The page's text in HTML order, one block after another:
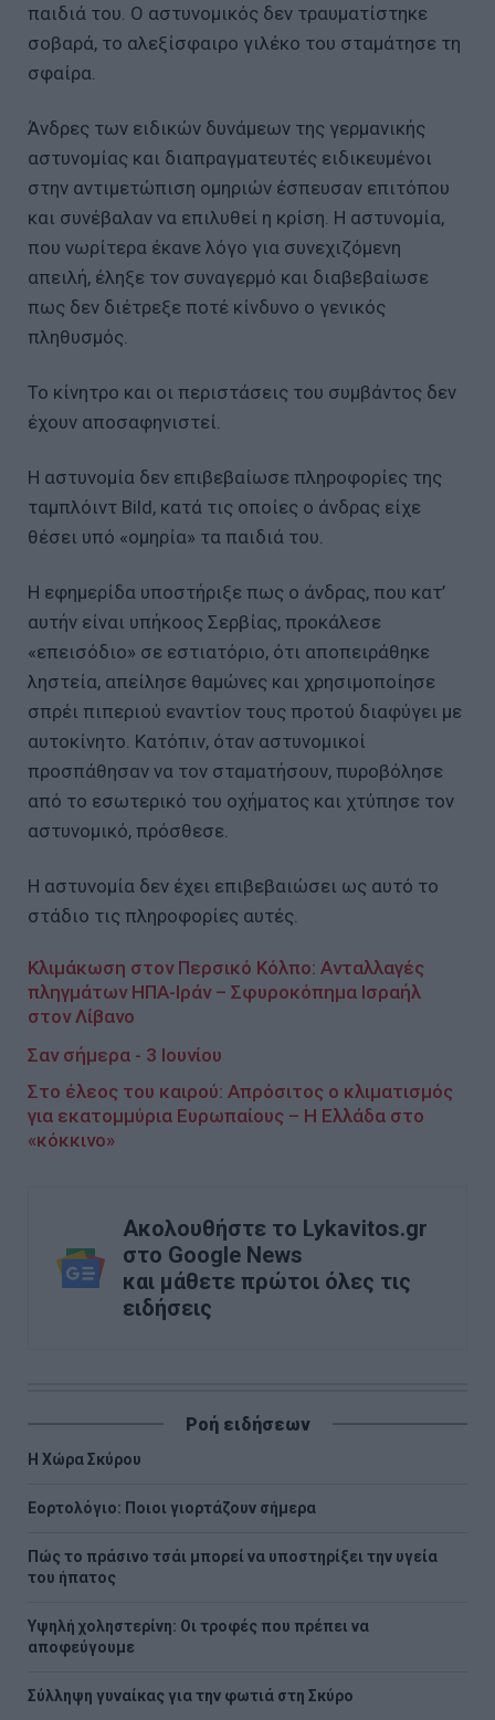
παιδιά του. Ο αστυνομικός δεν τραυματίστηκε
σοβαρά, το αλεξίσφαιρο γιλέκο του σταμάτησε τη
σφαίρα.
Άνδρες των ειδικών δυνάμεων της γερμανικής
αστυνομίας και διαπραγματευτές ειδικευμένοι
στην αντιμετώπιση ομηριών έσπευσαν επιτόπου
και συνέβαλαν να επιλυθεί η κρίση. Η αστυνομία,
που νωρίτερα έκανε λόγο για συνεχιζόμενη
απειλή, έληξε τον συναγερμό και διαβεβαίωσε
πως δεν διέτρεξε ποτέ κίνδυνο ο γενικός
πληθυσμός.
Το κίνητρο και οι περιστάσεις του συμβάντος δεν
έχουν αποσαφηνιστεί.
Η αστυνομία δεν επιβεβαίωσε πληροφορίες της
ταμπλόιντ Bild, κατά τις οποίες ο άνδρας είχε
θέσει υπό «ομηρία» τα παιδιά του.
Η εφημερίδα υποστήριξε πως ο άνδρας, που κατ’
αυτήν είναι υπήκοος Σερβίας, προκάλεσε
«επεισόδιο» σε εστιατόριο, ότι αποπειράθηκε
ληστεία, απείλησε θαμώνες και χρησιμοποίησε
σπρέι πιπεριού εναντίον τους προτού διαφύγει με
αυτοκίνητο. Κατόπιν, όταν αστυνομικοί
προσπάθησαν να τον σταματήσουν, πυροβόλησε
από το εσωτερικό του οχήματος και χτύπησε τον
αστυνομικό, πρόσθεσε.
Η αστυνομία δεν έχει επιβεβαιώσει ως αυτό το
στάδιο τις πληροφορίες αυτές.
Κλιμάκωση στον Περσικό Κόλπο: Ανταλλαγές
πληγμάτων ΗΠΑ-Ιράν – Σφυροκόπημα Ισραήλ
στον Λίβανο
Σαν σήμερα - 3 Ιουνίου
Στο έλεος του καιρού: Απρόσιτος ο κλιματισμός
για εκατομμύρια Ευρωπαίους – Η Ελλάδα στο
«κόκκινο»
Ακολουθήστε το Lykavitos.gr
στο Google News
και μάθετε πρώτοι όλες τις
ειδήσεις
Ροή ειδήσεων
Η Χώρα Σκύρου
Εορτολόγιο: Ποιοι γιορτάζουν σήμερα
Πώς το πράσινο τσάι μπορεί να υποστηρίξει την υγεία
του ήπατος
Υψηλή χοληστερίνη: Οι τροφές που πρέπει να
αποφεύγουμε
Σύλληψη γυναίκας για την φωτιά στη Σκύρο